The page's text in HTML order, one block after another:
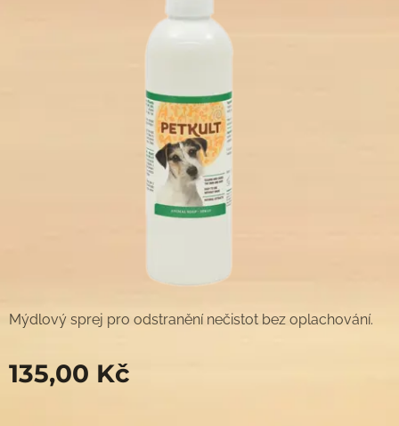
Mýdlový sprej pro odstranění nečistot bez oplachování.
135,00 Kč